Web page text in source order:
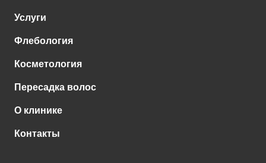
Услуги
Флебология
Косметология
Пересадка волос
О клинике
Контакты